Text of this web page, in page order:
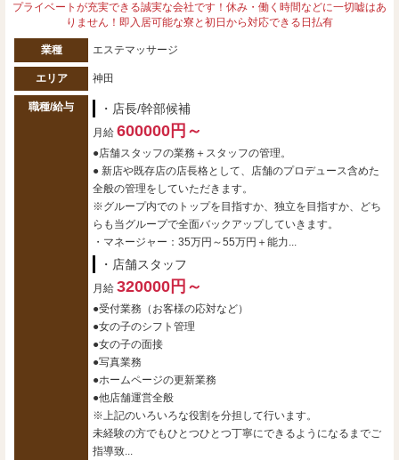
プライベートが充実できる誠実な会社です！休み・働く時間などに一切嘘はあ
りません！即入居可能な寮と初日から対応できる日払有
業種 エステマッサージ
エリア 神田
職種/給与 ・店長/幹部候補
月給 600000円～
●店舗スタッフの業務＋スタッフの管理。
● 新店や既存店の店長格として、店舗のプロデュース含めた
全般の管理をしていただきます。
※グループ内でのトップを目指すか、独立を目指すか、どち
らも当グループで全面バックアップしていきます。
・マネージャー：35万円～55万円＋能力...
・店舗スタッフ
月給 320000円～
●受付業務（お客様の応対など）
●女の子のシフト管理
●女の子の面接
●写真業務
●ホームページの更新業務
●他店舗運営全般
※上記のいろいろな役割を分担して行います。
未経験の方でもひとつひとつ丁寧にできるようになるまでご
指導致...